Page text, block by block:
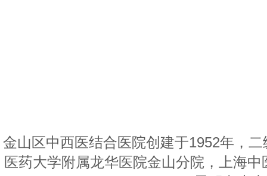
金山区中西医结合医院创建于1952年，
医药大学附属龙华医院金山分院，上海